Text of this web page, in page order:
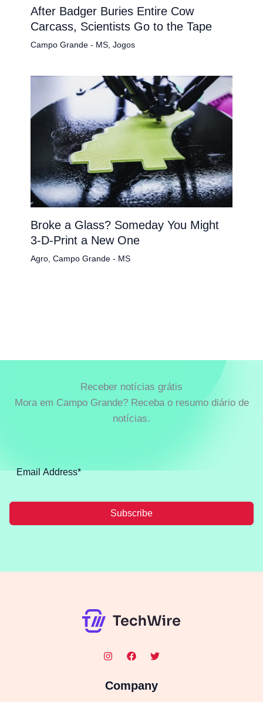
After Badger Buries Entire Cow
Carcass, Scientists Go to the Tape
Campo Grande - MS, Jogos
Broke a Glass? Someday You Might
3-D-Print a New One
Agro, Campo Grande - MS
Receber notícias grátis
Mora em Campo Grande? Receba o resumo diário de
notícias.
Subscribe
Company